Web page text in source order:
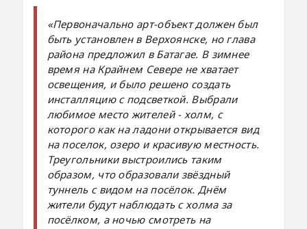
«Первоначально арт-объект должен был
быть установлен в Верхоянске, но глава
района предложил в Батагае. В зимнее
время на Крайнем Севере не хватает
освещения, и было решено создать
инсталляцию с подсветкой. Выбрали
любимое место жителей - холм, с
которого как на ладони открывается вид
на поселок, озеро и красивую местность.
Треугольники выстроились таким
образом, что образовали звёздный
туннель с видом на посёлок. Днём
жители будут наблюдать с холма за
посёлком, а ночью смотреть на